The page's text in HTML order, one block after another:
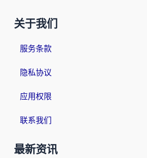
关于我们
服务条款
隐私协议
应用权限
联系我们
最新资讯